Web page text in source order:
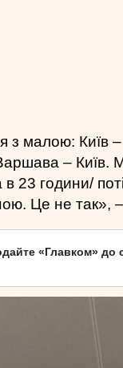
з малою:
– Київ.
в 23 години/
Це не так»,
«Главком» до